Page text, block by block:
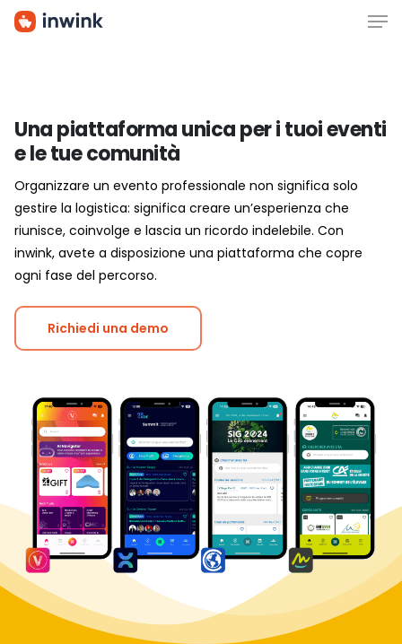
Skip
Una piattaforma unica per i tuoi eventi
e le tue comunità
Organizzare un evento professionale non significa solo
gestire la logistica: significa creare un’esperienza che
riunisce, coinvolge e lascia un ricordo indelebile. Con
inwink, avete a disposizione una piattaforma che copre
ogni fase del percorso.
Richiedi una demo